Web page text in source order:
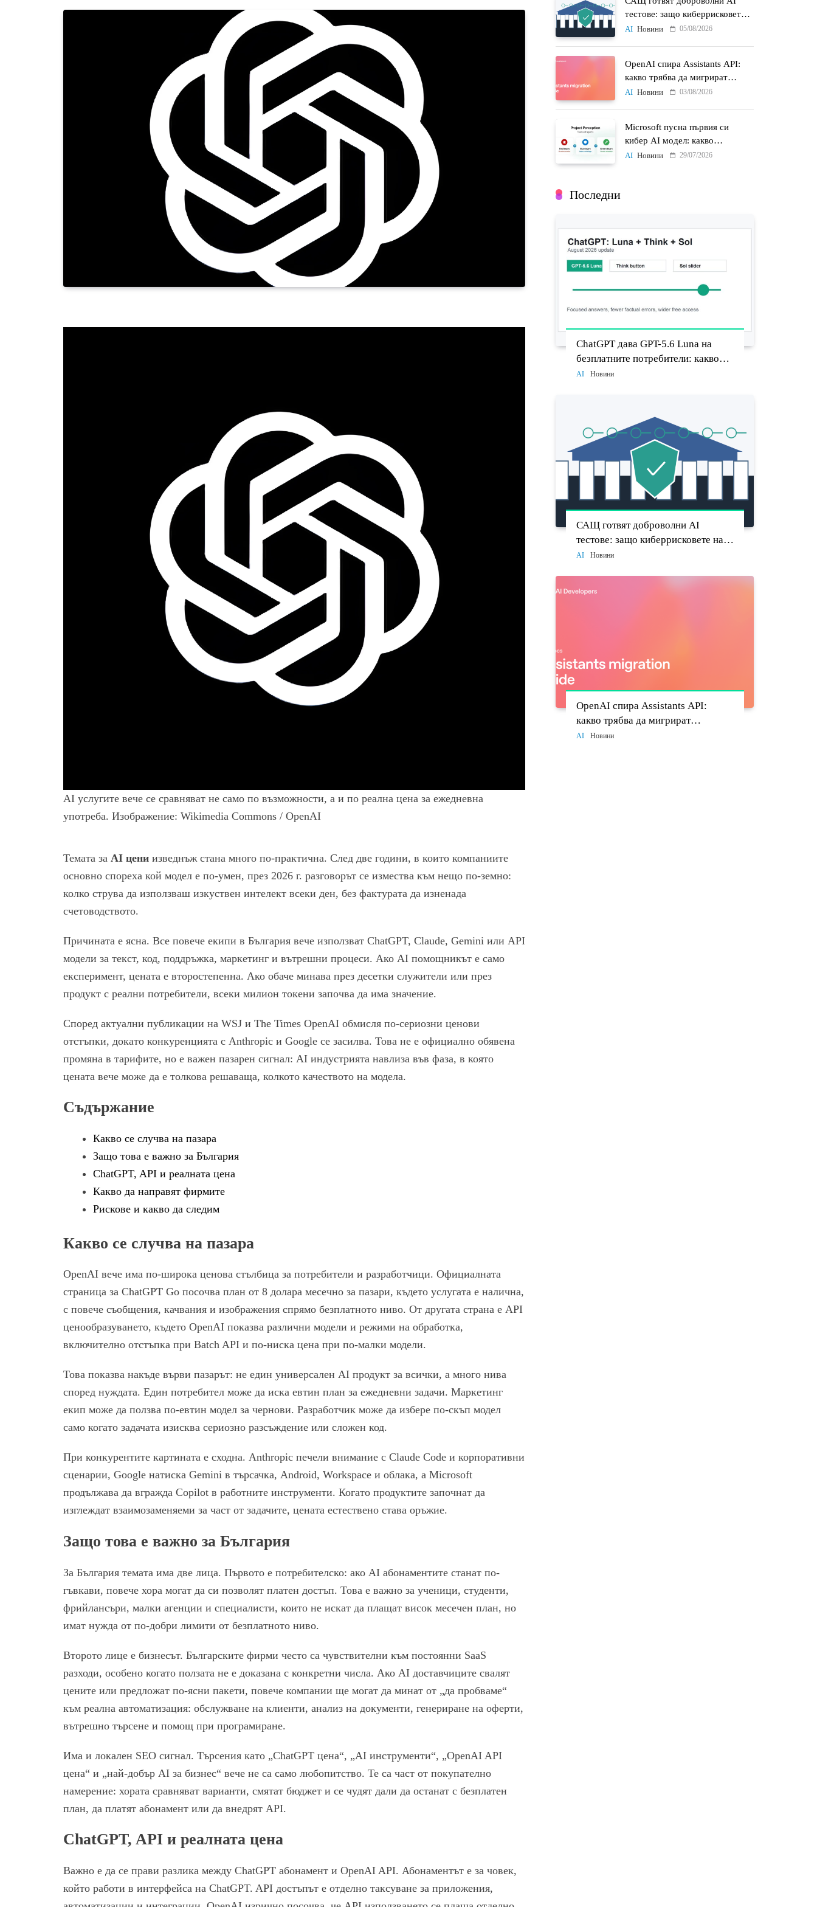
AI услугите вече се сравняват не само по възможности, а и по реална цена за ежедневна
употреба. Изображение: Wikimedia Commons / OpenAI
Темата за AI цени изведнъж стана много по-практична. След две години, в които компаниите
основно спореха кой модел е по-умен, през 2026 г. разговорът се измества към нещо по-земно:
колко струва да използваш изкуствен интелект всеки ден, без фактурата да изненада
счетоводството.
Причината е ясна. Все повече екипи в България вече използват ChatGPT, Claude, Gemini или API
модели за текст, код, поддръжка, маркетинг и вътрешни процеси. Ако AI помощникът е само
експеримент, цената е второстепенна. Ако обаче минава през десетки служители или през
продукт с реални потребители, всеки милион токени започва да има значение.
Според актуални публикации на WSJ и The Times OpenAI обмисля по-сериозни ценови
отстъпки, докато конкуренцията с Anthropic и Google се засилва. Това не е официално обявена
промяна в тарифите, но е важен пазарен сигнал: AI индустрията навлиза във фаза, в която
цената вече може да е толкова решаваща, колкото качеството на модела.
Съдържание
Какво се случва на пазара
Защо това е важно за България
ChatGPT, API и реалната цена
Какво да направят фирмите
Рискове и какво да следим
Какво се случва на пазара
OpenAI вече има по-широка ценова стълбица за потребители и разработчици. Официалната
страница за ChatGPT Go посочва план от 8 долара месечно за пазари, където услугата е налична,
с повече съобщения, качвания и изображения спрямо безплатното ниво. От другата страна е API
ценообразуването, където OpenAI показва различни модели и режими на обработка,
включително отстъпка при Batch API и по-ниска цена при по-малки модели.
Това показва накъде върви пазарът: не един универсален AI продукт за всички, а много нива
според нуждата. Един потребител може да иска евтин план за ежедневни задачи. Маркетинг
екип може да ползва по-евтин модел за чернови. Разработчик може да избере по-скъп модел
само когато задачата изисква сериозно разсъждение или сложен код.
При конкурентите картината е сходна. Anthropic печели внимание с Claude Code и корпоративни
сценарии, Google натиска Gemini в търсачка, Android, Workspace и облака, а Microsoft
продължава да вгражда Copilot в работните инструменти. Когато продуктите започнат да
изглеждат взаимозаменяеми за част от задачите, цената естествено става оръжие.
Защо това е важно за България
За България темата има две лица. Първото е потребителско: ако AI абонаментите станат по-
гъвкави, повече хора могат да си позволят платен достъп. Това е важно за ученици, студенти,
фрийлансъри, малки агенции и специалисти, които не искат да плащат висок месечен план, но
имат нужда от по-добри лимити от безплатното ниво.
Второто лице е бизнесът. Българските фирми често са чувствителни към постоянни SaaS
разходи, особено когато ползата не е доказана с конкретни числа. Ако AI доставчиците свалят
цените или предложат по-ясни пакети, повече компании ще могат да минат от „да пробваме“
към реална автоматизация: обслужване на клиенти, анализ на документи, генериране на оферти,
вътрешно търсене и помощ при програмиране.
Има и локален SEO сигнал. Търсения като „ChatGPT цена“, „AI инструменти“, „OpenAI API
цена“ и „най-добър AI за бизнес“ вече не са само любопитство. Те са част от покупателно
намерение: хората сравняват варианти, смятат бюджет и се чудят дали да останат с безплатен
план, да платят абонамент или да внедрят API.
ChatGPT, API и реалната цена
Важно е да се прави разлика между ChatGPT абонамент и OpenAI API. Абонаментът е за човек,
който работи в интерфейса на ChatGPT. API достъпът е отделно таксуване за приложения,
тестове: защо киберрисковете
на моделите стават
AI Новини 05/08/2026
OpenAI спира Assistants API:
какво трябва да мигрират
разработчиците до 26 август
AI Новини 03/08/2026
Microsoft пусна първия си
кибер AI модел: какво
променят MAI-Cyber-1-Flash и
AI Новини 29/07/2026
Последни
ChatGPT дава GPT-5.6 Luna на
безплатните потребители: какво
променят Think бутонът и новият
AI Новини
САЩ готвят доброволни AI
тестове: защо киберрисковете на
моделите стават политически
AI Новини
OpenAI спира Assistants API:
какво трябва да мигрират
разработчиците до 26 август
AI Новини